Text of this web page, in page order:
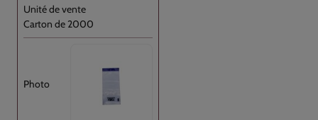
Carton de 2000